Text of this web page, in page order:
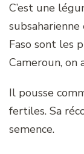
C’est une
Faso sont les
Cameroun, on
Il pousse
fertiles. Sa
semence.